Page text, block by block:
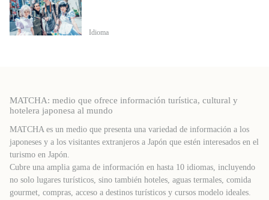
Idioma
MATCHA: medio que ofrece información turística, cultural y
hotelera japonesa al mundo
MATCHA es un medio que presenta una variedad de información a los
japoneses y a los visitantes extranjeros a Japón que estén interesados ​​en el
turismo en Japón.
Cubre una amplia gama de información en hasta 10 idiomas, incluyendo
no solo lugares turísticos, sino también hoteles, aguas termales, comida
gourmet, compras, acceso a destinos turísticos y cursos modelo ideales.